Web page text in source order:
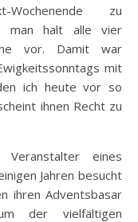
Wochenende zu
man halt alle vier
vor. Damit war
mit
ich heute vor so
ihnen Recht zu
eines
Jahren besucht
ihren Adventsbasar
der vielfältigen